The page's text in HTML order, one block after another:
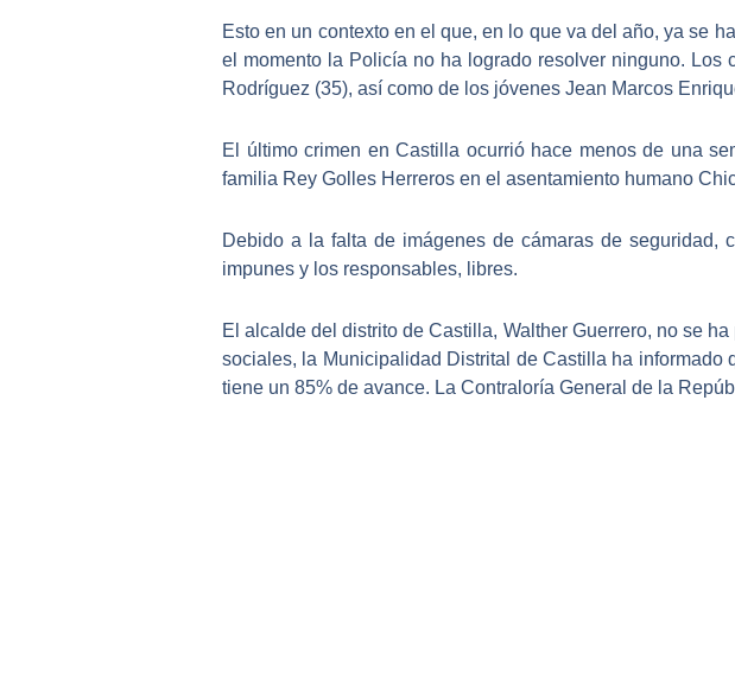
Esto en un contexto en el que, en lo que va del año, ya se
el momento la Policía no ha logrado resolver ninguno.
Rodríguez (35), así como de los jóvenes Jean Marcos
El último crimen en Castilla ocurrió hace menos de una
familia Rey Golles Herreros en el asentamiento humano
Debido a la falta de imágenes de cámaras de seguridad,
impunes y los responsables, libres.
Elalcalde del distrito de Castilla, Walther Guerrero, no se ha
sociales, la Municipalidad Distrital de Castilla ha informado
tiene un 85% de avance. La Contraloría General de la